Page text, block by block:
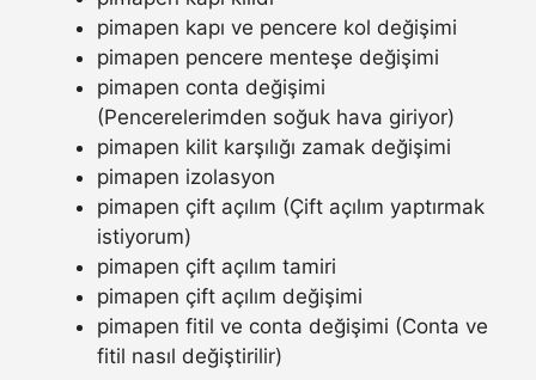
pimapen kapı ve pencere kol değişimi
pimapen pencere menteşe değişimi
pimapen conta değişimi
(Pencerelerimden soğuk hava giriyor)
pimapen kilit karşılığı zamak değişimi
pimapen izolasyon
pimapen çift açılım (Çift açılım yaptırmak
istiyorum)
pimapen çift açılım tamiri
pimapen çift açılım değişimi
pimapen fitil ve conta değişimi (Conta ve
fitil nasıl değiştirilir)